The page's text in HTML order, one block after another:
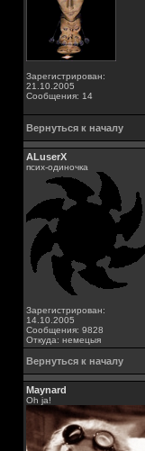
Зарегистрирован:
21.10.2005
Сообщения: 14
Вернуться к началу
ALuserX
псих-одиночка
Зарегистрирован:
14.10.2005
Сообщения: 9828
Откуда: немецыя
Вернуться к началу
Maynard
Oh ja!